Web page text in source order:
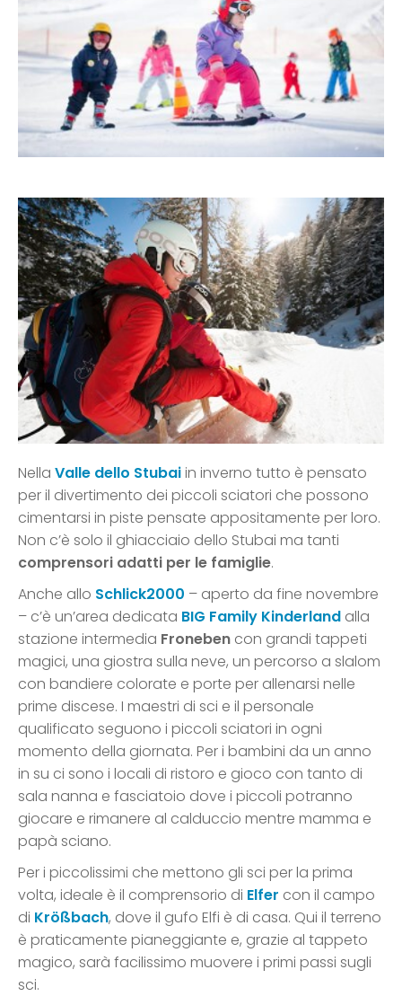
Nella Valle dello Stubaiin inverno tutto è pensato
per il divertimento dei piccoli sciatori che possono
cimentarsi in piste pensate appositamente per loro.
Non c’è solo il ghiacciaio dello Stubai ma tanti
comprensori adatti per le famiglie.
Anche allo Schlick2000 – aperto da fine novembre
– c’è un’area dedicata BIG Family Kinderland alla
stazione intermedia Froneben con grandi tappeti
magici, una giostra sulla neve, un percorso a slalom
con bandiere colorate e porte per allenarsi nelle
prime discese. I maestri di sci e il personale
qualificato seguono i piccoli sciatori in ogni
momento della giornata. Per i bambini da un anno
in su ci sono i locali di ristoro e gioco con tanto di
sala nanna e fasciatoio dove i piccoli potranno
giocare e rimanere al calduccio mentre mamma e
papà sciano.
Per i piccolissimi che mettono gli sci per la prima
volta, ideale è il comprensorio di Elfer con il campo
di Krößbach, dove il gufo Elfi è di casa. Qui il terreno
è praticamente pianeggiante e, grazie al tappeto
magico, sarà facilissimo muovere i primi passi sugli
sci.